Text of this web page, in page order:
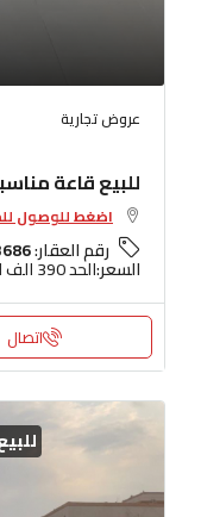
عروض تجارية
للبيع قاعة
اضغط للوصول
رقم العقار:
السعر:الحد 390 الف لقاعه الواحده ( يُحدث يوميا )
اتصال